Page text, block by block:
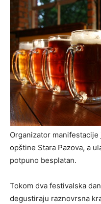
Organizator
opštine Stara Pazova, a
potpuno besplatan.
Tokom dva festivalska
degustiraju raznovrsna